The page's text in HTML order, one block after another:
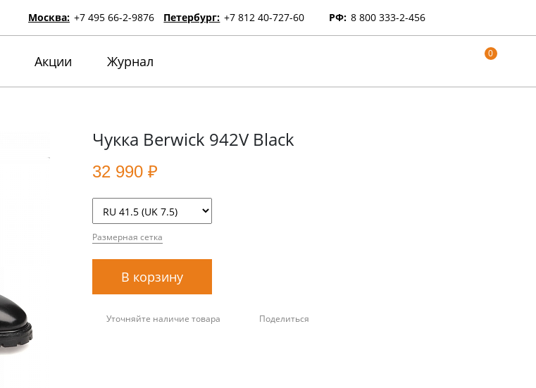
Москва: +7 495 66-2-9876 Петербург: +7 812 40-727-60 РФ: 8 800 333-2-456
Акции Журнал 0
Чукка Berwick 942V Black
32 990 ₽
Размерная сетка
В корзину
Уточняйте наличие товара Поделиться